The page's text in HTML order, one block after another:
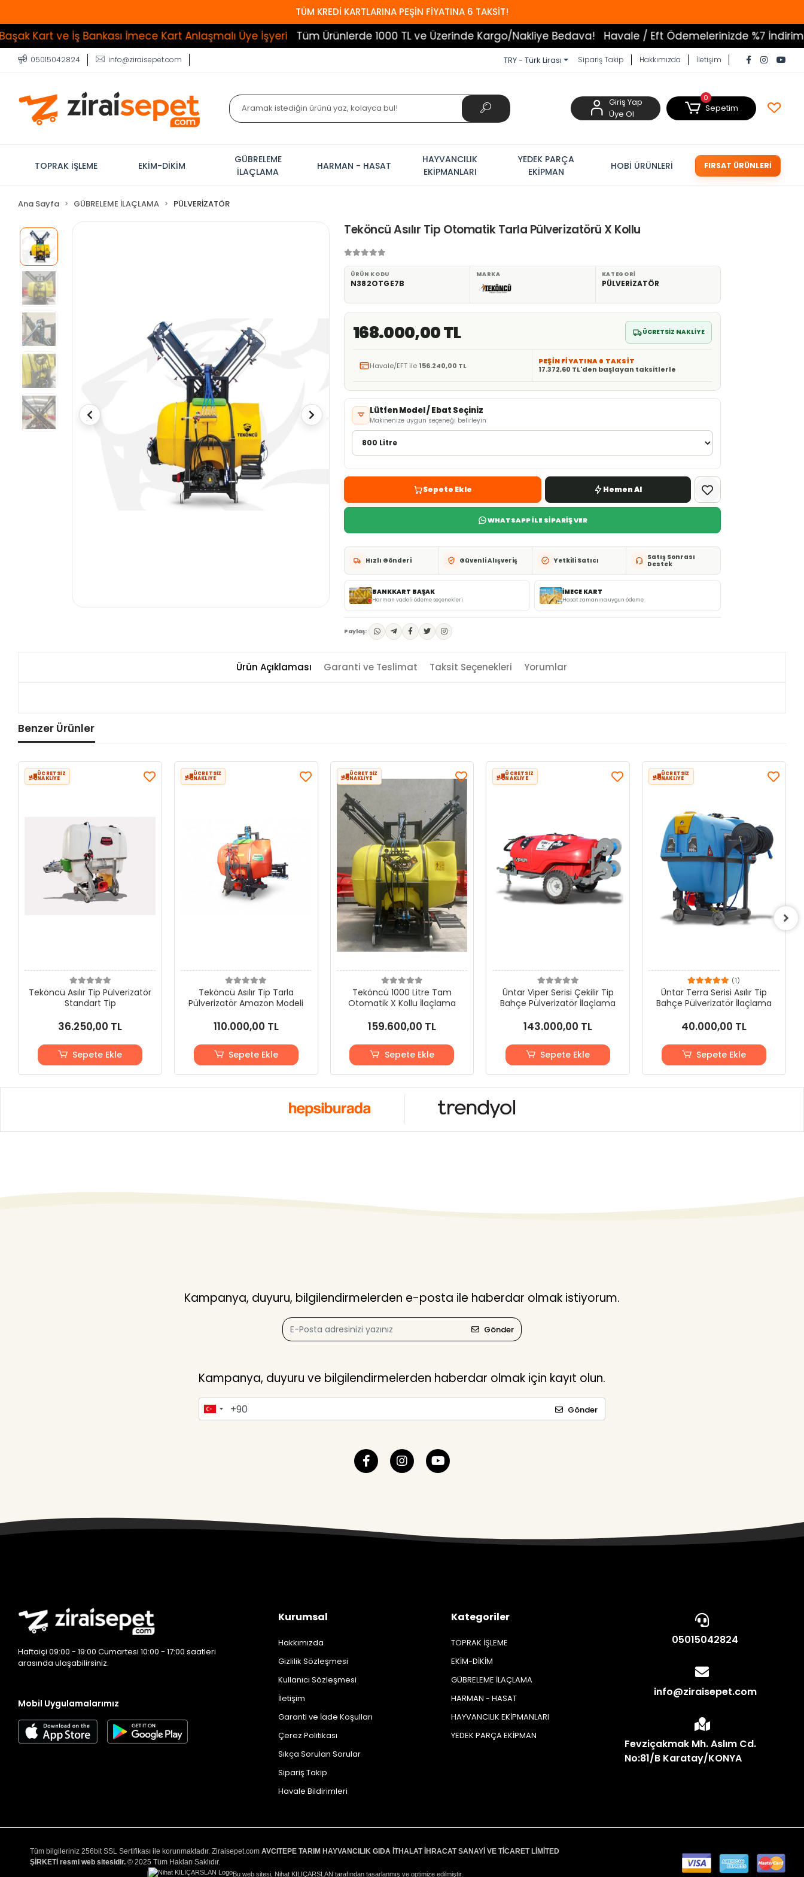
TÜM KREDİ KARTLARINA PEŞİN FİYATINA 6 TAKSİT!
ve İş Bankası İmece Kart Anlaşmalı Üye İşyeri Tüm Ürünlerde 1000 TL ve Üzerinde Kargo/Nakliye Bedava! Havale / Eft Ödemelerinizde %7 İndirim Tüm
05015042824 info@ziraisepet.com TRY - Türk Lirası Sipariş Takip Hakkımızda İletişim
Giriş Yap
Üye Ol
0
Sepetim
TOPRAK İŞLEME EKİM-DİKİM
GÜBRELEME
İLAÇLAMA
HARMAN - HASAT
HAYVANCILIK
EKİPMANLARI
YEDEK PARÇA
EKİPMAN
HOBİ ÜRÜNLERİ FIRSAT ÜRÜNLERİ
Ana Sayfa GÜBRELEME İLAÇLAMA PÜLVERİZATÖR
Teköncü Asılır Tip Otomatik Tarla Pülverizatörü X Kollu
ÜRÜN KODU
N382OTGE7B
MARKA KATEGORI
PÜLVERİZATÖR
168.000,00 TL ÜCRETSİZ NAKLİYE
Havale/EFT ile 156.240,00 TL
PEŞİN FİYATINA 6 TAKSİT
17.372,60 TL'den başlayan taksitlerle
Lütfen Model / Ebat Seçiniz
Makinenize uygun seçeneği belirleyin
Sepete Ekle Hemen Al
WHATSAPP İLE SİPARİŞ VER
Hızlı Gönderi Güvenli Alışveriş Yetkili Satıcı
Satış Sonrası
Destek
BANKKART BAŞAK
Harman vadeli ödeme seçenekleri
İMECE KART
Hasat zamanına uygun ödeme
Paylaş:
Ürün Açıklaması Garanti ve Teslimat Taksit Seçenekleri Yorumlar
Benzer Ürünler
ÜCRETSİZ
NAKLİYE
Teköncü Asılır Tip Pülverizatör
Standart Tip
36.250,00 TL
Sepete Ekle
ÜCRETSİZ
NAKLİYE
Teköncü Asılır Tip Tarla
Pülverizatör Amazon Modeli
110.000,00 TL
Sepete Ekle
ÜCRETSİZ
NAKLİYE
Teköncü 1000 Litre Tam
Otomatik X Kollu İlaçlama
159.600,00 TL
Sepete Ekle
ÜCRETSİZ
NAKLİYE
Üntar Viper Serisi Çekilir Tip
Bahçe Pülverizatör İlaçlama
143.000,00 TL
Sepete Ekle
ÜCRETSİZ
NAKLİYE
(1)
Üntar Terra Serisi Asılır Tip
Bahçe Pülverizatör İlaçlama
40.000,00 TL
Sepete Ekle
Kampanya, duyuru, bilgilendirmelerden e-posta ile haberdar olmak istiyorum.
Gönder
Kampanya, duyuru ve bilgilendirmelerden haberdar olmak için kayıt olun.
Gönder
Haftaiçi 09:00 - 19:00 Cumartesi 10:00 - 17:00 saatleri
arasında ulaşabilirsiniz.
Mobil Uygulamalarımız
Kurumsal
Hakkımızda
Gizlilik Sözleşmesi
Kullanıcı Sözleşmesi
İletişim
Garanti ve İade Koşulları
Çerez Politikası
Sıkça Sorulan Sorular
Sipariş Takip
Havale Bildirimleri
Kategoriler
TOPRAK İŞLEME
EKİM-DİKİM
GÜBRELEME İLAÇLAMA
HARMAN - HASAT
HAYVANCILIK EKİPMANLARI
YEDEK PARÇA EKİPMAN
05015042824
info@ziraisepet.com
Fevziçakmak Mh. Aslım Cd.
No:81/B Karatay/KONYA
Tüm bilgileriniz 256bit SSL Sertifikası ile korunmaktadır. Ziraisepet.comAVCITEPE TARIM HAYVANCILIK GIDA İTHALAT İHRACAT SANAYİ VE TİCARET LİMİTED
ŞİRKETİ resmi web sitesidir.© 2025 Tüm Hakları Saklıdır.
Bu web sitesi, Nihat KILIÇARSLAN tarafından tasarlanmış ve optimize edilmiştir.